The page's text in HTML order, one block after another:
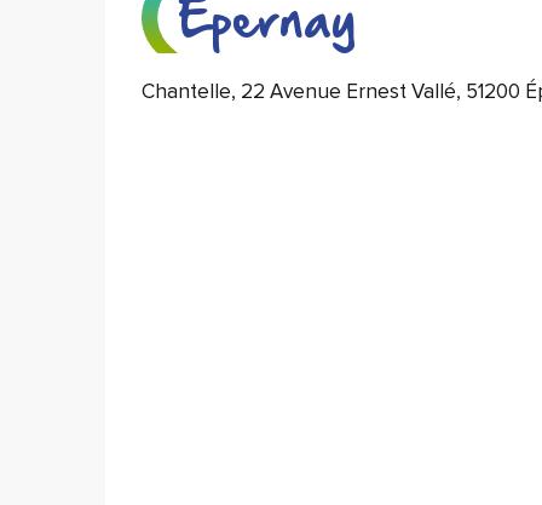
Epernay
Chantelle, 22 Avenue Ernest Vallé, 51200